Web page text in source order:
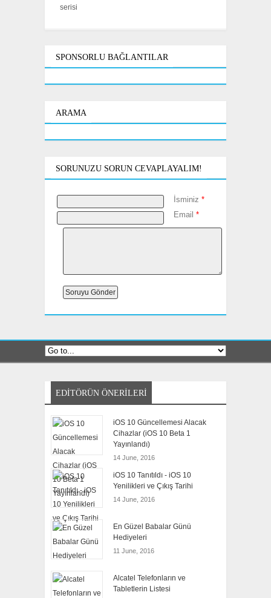
serisi
SPONSORLU BAĞLANTILAR
ARAMA
SORUNUZU SORUN CEVAPLAYALIM!
İsminiz *
Email *
EDITÖRÜN ÖNERILERI
iOS 10 Güncellemesi Alacak
Cihazlar (iOS 10 Beta 1
Yayınlandı)
14 June, 2016
iOS 10 Tanıtıldı - iOS 10
Yenilikleri ve Çıkış Tarihi
14 June, 2016
En Güzel Babalar Günü
Hediyeleri
11 June, 2016
Alcatel Telefonların ve
Tabletlerin Listesi